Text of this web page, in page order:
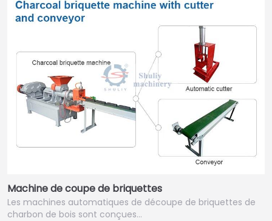
Machine de coupe de briquettes
Les machines automatiques de découpe de briquettes de
charbon de bois sont conçues…